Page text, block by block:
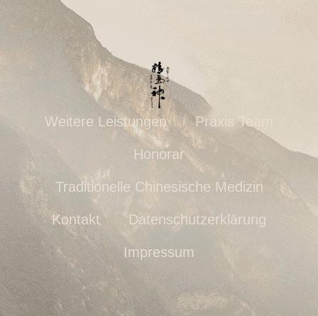
Weitere Leistungen Praxis Team
Honorar
Traditionelle Chinesische Medizin
Kontakt Datenschutzerklärung
Impressum